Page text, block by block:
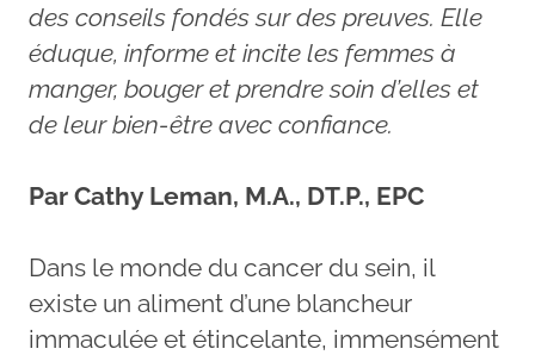
des conseils fondés sur des preuves. Elle
éduque, informe et incite les femmes à
manger, bouger et prendre soin d’elles et
de leur bien-être avec confiance.
Par Cathy Leman, M.A., DT.P., EPC
Dans le monde du cancer du sein, il
existe un aliment d’une blancheur
immaculée et étincelante, immensément